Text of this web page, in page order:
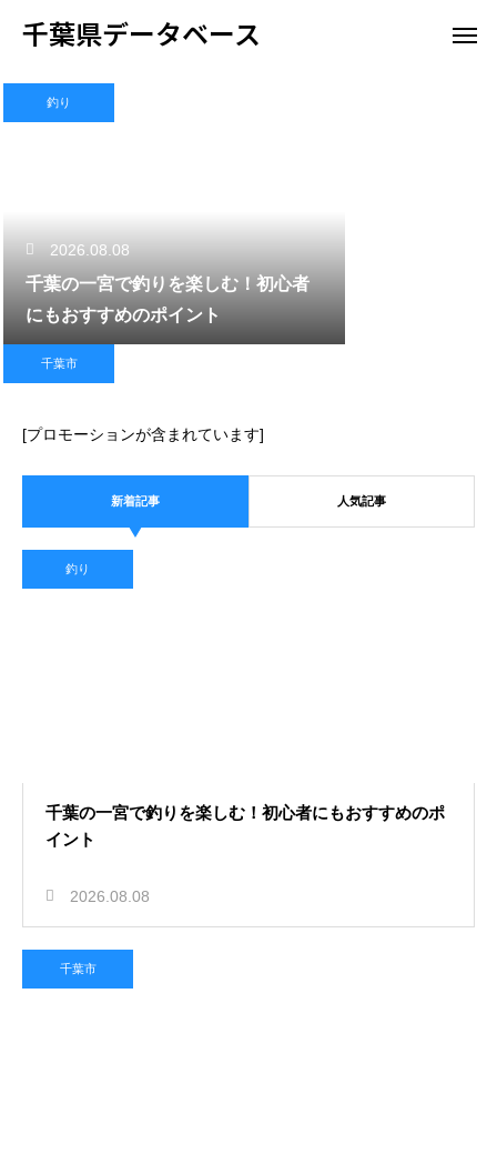
千葉県データベース
釣り
2026.08.08
千葉の一宮で釣りを楽しむ！初心者
にもおすすめのポイント
千葉市
2026.08.07
千葉市でのぬいぐるみの正しい捨て
方！感謝を込めて手放す
御宿で快適に車中泊できる場所！マ
ナーを守って夜を過ごす
[プロモーションが含まれています]
新着記事 人気記事
釣り
千葉の一宮で釣りを楽しむ！初心者にもおすすめのポ
イント
2026.08.08
千葉市